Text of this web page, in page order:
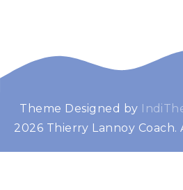
Theme Designed by
2026 Thierry Lannoy Coach.
Thierry Lannoy
Coach
Booster de performance